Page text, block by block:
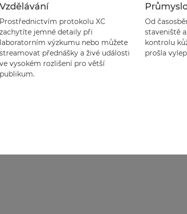
Vzdělávání
Prostřednictvím protokolu XC
zachytíte jemné detaily při
laboratorním výzkumu nebo můžete
streamovat přednášky a živé události
ve vysokém rozlišení pro větší
publikum.
Od
staveniště
kontrolu
prošla